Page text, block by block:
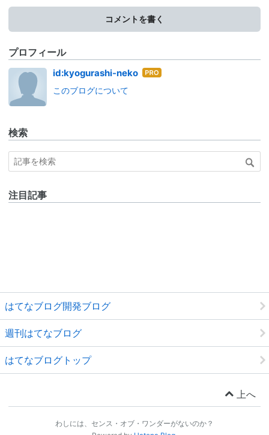
コメントを書く
プロフィール
id:kyogurashi-neko はて
このブログについて
検索
注目記事
はてなブログ開発ブログ
週刊はてなブログ
はてなブログトップ
上へ
わしには、センス・オブ・ワンダーがないのか？